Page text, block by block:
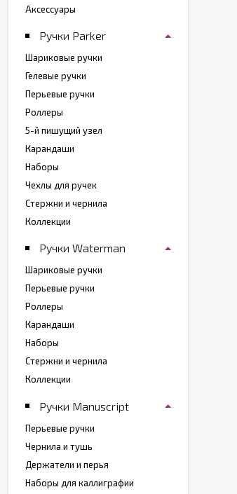
Аксессуары
Ручки Parker
Шариковые ручки
Гелевые ручки
Перьевые ручки
Роллеры
5-й пишущий узел
Карандаши
Наборы
Чехлы для ручек
Стержни и чернила
Коллекции
Ручки Waterman
Шариковые ручки
Перьевые ручки
Роллеры
Карандаши
Наборы
Стержни и чернила
Коллекции
Ручки Manuscript
Перьевые ручки
Чернила и тушь
Держатели и перья
Наборы для каллиграфии